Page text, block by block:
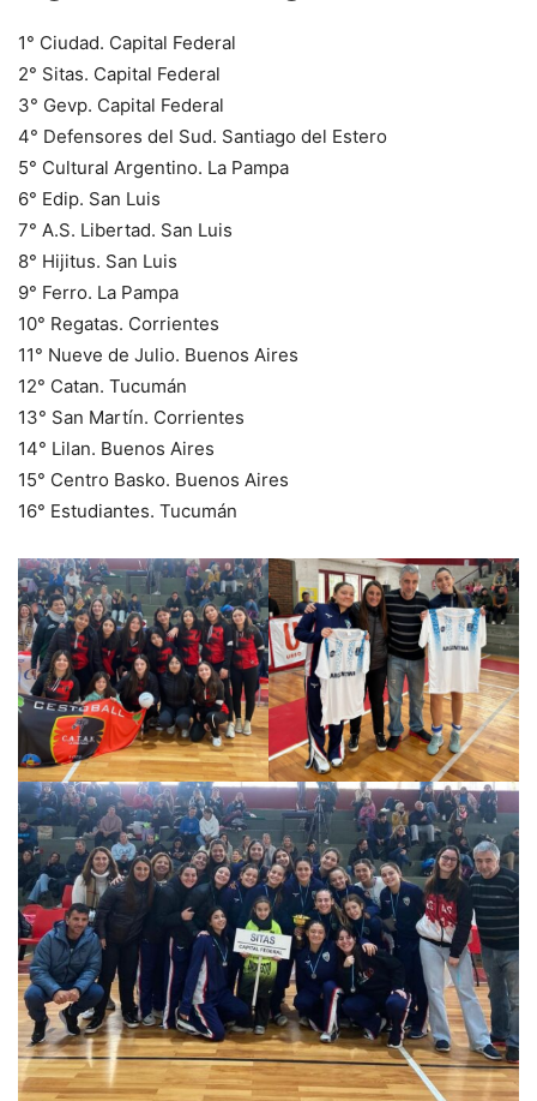
1° Ciudad. Capital Federal
2° Sitas. Capital Federal
3° Gevp. Capital Federal
4° Defensores del Sud. Santiago del Estero
5° Cultural Argentino. La Pampa
6° Edip. San Luis
7° A.S. Libertad. San Luis
8° Hijitus. San Luis
9° Ferro. La Pampa
10° Regatas. Corrientes
11° Nueve de Julio. Buenos Aires
12° Catan. Tucumán
13° San Martín. Corrientes
14° Lilan. Buenos Aires
15° Centro Basko. Buenos Aires
16° Estudiantes. Tucumán